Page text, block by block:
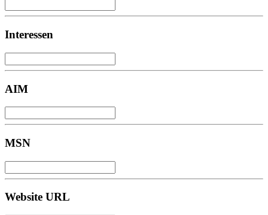
Interessen
AIM
MSN
Website URL